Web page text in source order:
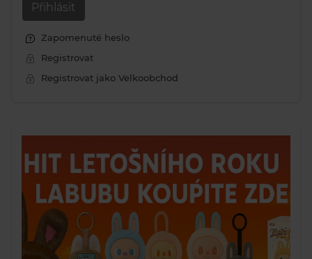
Přihlásit
Zapomenuté heslo
Registrovat
Registrovat jako Velkoobchod